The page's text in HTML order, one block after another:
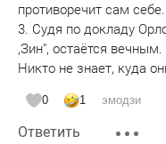
противоречит сам себе.
3. Судя по докладу
,Зин", остаётся вечным.
Никто не знает, куда
0 1 эмодзи
Ответить